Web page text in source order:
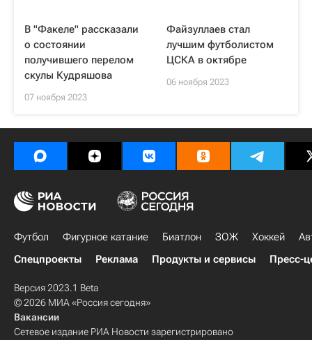
В "Факеле" рассказали
о состоянии
получившего перелом
скулы Кудряшова
07 ноября 2023
Файзуллаев стал
лучшим футболистом
ЦСКА в октябре
06 ноября 2023
Футбол Фигурное катание Биатлон ЗОЖ Хоккей
Спецпроекты
Реклама Продукты и сервисы Пресс-
Версия 2023.1 Beta
© 2026 МИА «Россия сегодня»
Вакансии
Сетевое издание РИА Новости зарегистрировано